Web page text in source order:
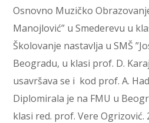
Osnovno Muzičko
Manojlović” u Smederevu u
Školovanje nastavlja u SMŠ
Beogradu, u klasi prof. D.
usavršava se i kod prof. A.
Diplomirala je na FMU u
klasi red. prof. Vere